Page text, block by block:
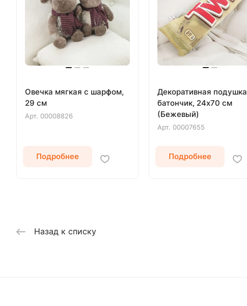
Овечка мягкая с шарфом,
29 см
Арт. 00008826
Подробнее
Декоративная подушка
батончик, 24х70 см
(Бежевый)
Арт. 00007655
Подробнее
Назад к списку